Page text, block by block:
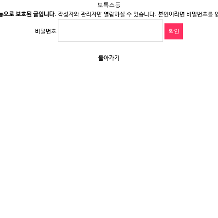
보톡스등
으로 보호된 글입니다. 작성자와 관리자만 열람하실 수 있습니다. 본인이라면 비밀번호를
비밀번호
돌아가기